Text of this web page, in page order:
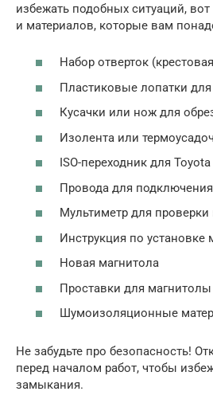
избежать подобных ситуаций,
и материалов, которые вам
Набор отверток
Пластиковые лопатки
Кусачки или нож для
Изолента или
ISO-переходник для Toyota
Провода для
Мультиметр для
Инструкция по установке
Новая магнитола
Проставки для
Шумоизоляционные
Не забудьте про безопасность!
перед началом работ, чтобы
замыкания.